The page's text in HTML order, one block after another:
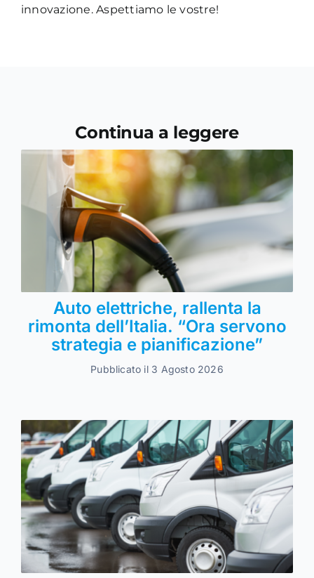
innovazione. Aspettiamo le vostre!
Continua a leggere
Auto elettriche, rallenta la
rimonta dell’Italia. “Ora servono
strategia e pianificazione”
Pubblicato il 3 Agosto 2026